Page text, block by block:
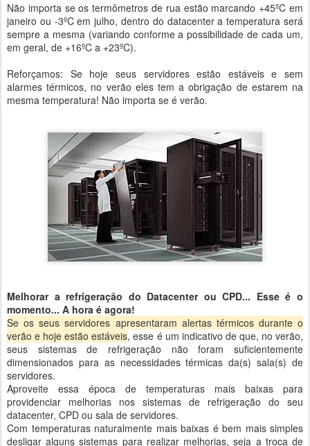
Não importa se os termômetros de rua estão marcando +45ºC em
janeiro ou -3ºC em julho, dentro do datacenter a temperatura será
sempre a mesma (variando conforme a possibilidade de cada um,
em geral, de +16ºC a +23ºC).
Reforçamos: Se hoje seus servidores estão estáveis e sem
alarmes térmicos, no verão eles tem a obrigação de estarem na
mesma temperatura! Não importa se é verão.
Melhorar a refrigeração do Datacenter ou CPD... Esse é o
momento... A hora é agora!
Se os seus servidores apresentaram alertas térmicos durante o
verão e hoje estão estáveis, esse é um indicativo de que, no verão,
seus sistemas de refrigeração não foram suficientemente
dimensionados para as necessidades térmicas da(s) sala(s) de
servidores.
Aproveite essa época de temperaturas mais baixas para
providenciar melhorias nos sistemas de refrigeração do seu
datacenter, CPD ou sala de servidores.
Com temperaturas naturalmente mais baixas é bem mais simples
desligar alguns sistemas para realizar melhorias, seja a troca de